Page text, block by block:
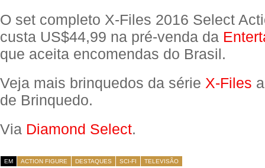
O set completo X-Files 2016 Select
custa US$44,99 na pré-venda da
que aceita encomendas do Brasil.
Veja mais brinquedos da série X-Files
de Brinquedo.
Via Diamond Select.
EM ACTION FIGURE DESTAQUES SCI-FI TELEVISÃO